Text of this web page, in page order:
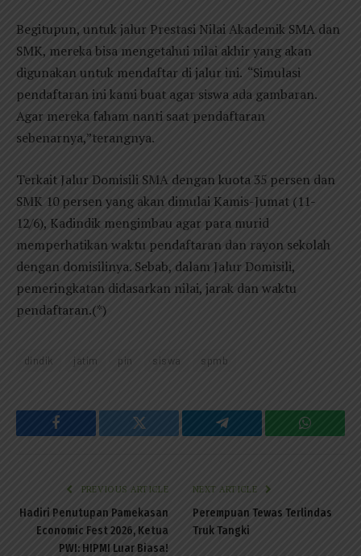
Begitupun, untuk jalur Prestasi Nilai Akademik SMA dan
SMK, mereka bisa mengetahui nilai akhir yang akan
digunakan untuk mendaftar di jalur ini. “Simulasi
pendaftaran ini kami buat agar siswa ada gambaran.
Agar mereka faham nanti saat pendaftaran
sebenarnya,”terangnya.
Terkait Jalur Domisili SMA dengan kuota 35 persen dan
SMK 10 persen yang akan dimulai Kamis-Jumat (11-
12/6), Kadindik mengimbau agar para murid
memperhatikan waktu pendaftaran dan rayon sekolah
dengan domisilinya. Sebab, dalam Jalur Domisili,
pemeringkatan didasarkan nilai, jarak dan waktu
pendaftaran.(*)
dindik jatim pin siswa spmb
Facebook Twitter Telegram
PREVIOUS ARTICLE
Hadiri Penutupan Pamekasan
Economic Fest 2026, Ketua
PWI: HIPMI Luar Biasa!
NEXT ARTICLE
Perempuan Tewas Terlindas
Truk Tangki